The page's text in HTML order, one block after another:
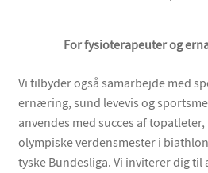
For fysioterapeuter og
Vi tilbyder også samarbejde med
ernæring, sund levevis og
anvendes med succes af
olympiske verdensmester i
tyske Bundesliga. Vi inviterer dig